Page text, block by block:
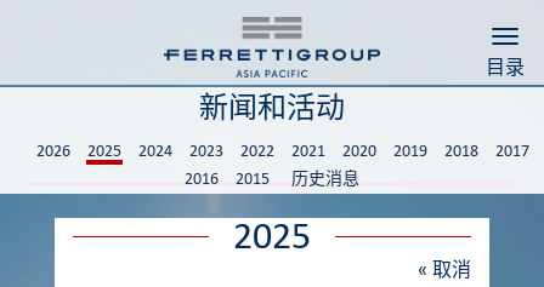
目录
新闻和活动
2026 2025 2024 2023 2022 2021 2020 2019 2018
2017
2016
2015 历史消息
2025
« 取消